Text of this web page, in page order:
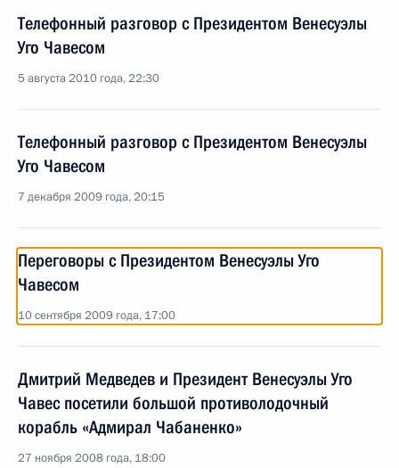
Телефонный разговор с Президентом Венесуэлы
Уго Чавесом
5 августа 2010 года, 22:30
Телефонный разговор с Президентом Венесуэлы
Уго Чавесом
7 декабря 2009 года, 20:15
Переговоры с Президентом Венесуэлы Уго
Чавесом
10 сентября 2009 года, 17:00
Дмитрий Медведев и Президент Венесуэлы Уго
Чавес посетили большой противолодочный
корабль «Адмирал Чабаненко»
27 ноября 2008 года, 18:00